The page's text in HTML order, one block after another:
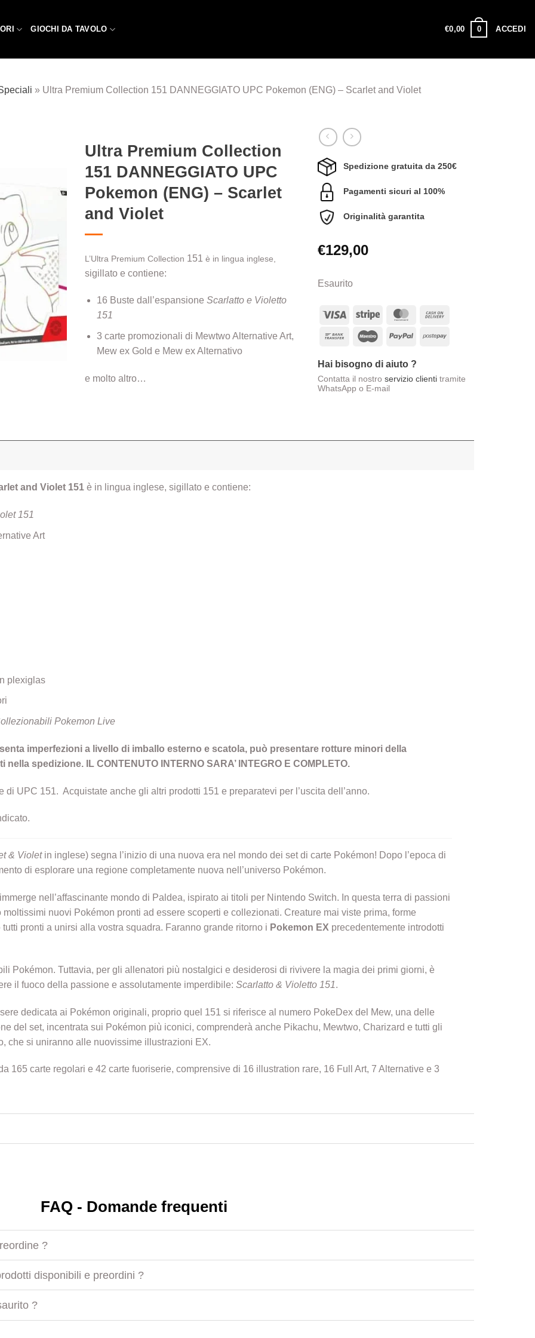
GIOCHI DA TAVOLO €0,00 0 ACCEDI
» Ultra Premium Collection 151 DANNEGGIATO UPC Pokemon (ENG) – Scarlet and Violet
Ultra Premium Collection
151 DANNEGGIATO UPC
Pokemon (ENG) – Scarlet
and Violet
L’Ultra Premium Collection 151 è in lingua inglese,
sigillato e contiene:
16 Buste dall’espansioneScarlatto e Violetto
151
3 carte promozionali di Mewtwo Alternative Art,
Mew ex Gold e Mew ex Alternativo
e molto altro…
Spedizione gratuita da 250€
Pagamenti sicuri al 100%
Originalità garantita
€129,00
Esaurito
Visa Stripe MasterCard
Bank
MaestroPayPal Postepay
Hai bisogno di aiuto ?
Contatta il nostro servizio clientitramite
WhatsApp o E-mail
and Violet 151 è in lingua inglese, sigillato e contiene:
151
Art
plexiglas
Pokemon Live
imperfezioni a livello di imballo esterno e scatola, può presentare rotture minori della
spedizione. IL CONTENUTO INTERNO SARA’ INTEGRO E COMPLETO.
UPC 151. Acquistate anche gli altri prodotti 151 e preparatevi per l’uscita dell’anno.
& Violetin inglese) segna l’inizio di una nuova era nel mondo dei set di carte Pokémon! Dopo l’epoca di
di esplorare una regione completamente nuova nell’universo Pokémon.
nell’affascinante mondo di Paldea, ispirato ai titoli per Nintendo Switch. In questa terra di passioni
nuovi Pokémon pronti ad essere scoperti e collezionati. Creature mai viste prima, forme
pronti a unirsi alla vostra squadra. Faranno grande ritorno i Pokemon EX precedentemente introdotti
Pokémon. Tuttavia, per gli allenatori più nostalgici e desiderosi di rivivere la magia dei primi giorni, è
il fuoco della passione e assolutamente imperdibile: Scarlatto & Violetto 151.
dedicata ai Pokémon originali, proprio quel 151 si riferisce al numero PokeDex del Mew, una delle
del set, incentrata sui Pokémon più iconici, comprenderà anche Pikachu, Mewtwo, Charizard e tutti gli
che si uniranno alle nuovissime illustrazioni EX.
165 carte regolari e 42 carte fuoriserie, comprensive di 16 illustration rare, 16 Full Art, 7 Alternative e 3
FAQ - Domande frequenti
?
disponibili e preordini ?
?